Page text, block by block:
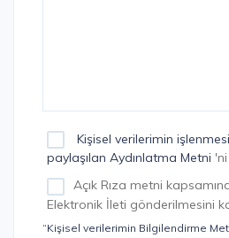
Kişisel verilerimin
paylaşılan Aydınlatma Metni
Açık Rıza metni
Elektronik İleti gönderilmesini
“Kişisel verilerimin Bilgilendirme